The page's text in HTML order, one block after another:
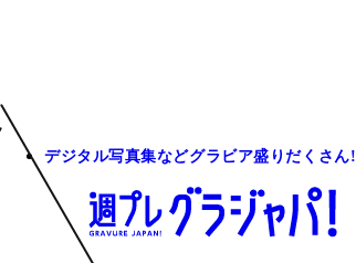
デジタル写真集などグラビア盛りだくさん!